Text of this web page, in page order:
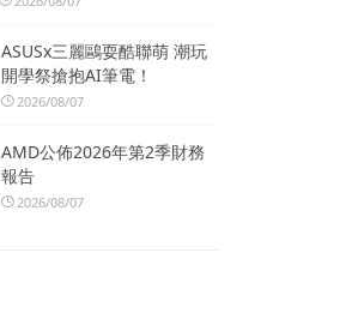
ASUSx三麗鷗耍酷聯萌 潮玩
開學祭搶抱AI筆電！
2026/08/07
AMD公佈2026年第2季財務
報告
2026/08/07